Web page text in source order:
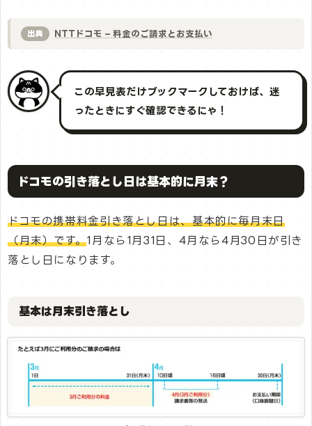
出典 NTTドコモ – 料金のご請求とお支払い
この早見表だけブックマークしておけば、迷
ったときにすぐ確認できるにゃ！
ドコモの引き落とし日は基本的に月末？
ドコモの携帯料金引き落とし日は、基本的に毎月末日
（月末）です。1月なら1月31日、4月なら4月30日が引き
落とし日になります。
基本は月末引き落とし